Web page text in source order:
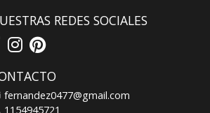
REDES SOCIALES
fernandez0477@gmail.com
1154945721